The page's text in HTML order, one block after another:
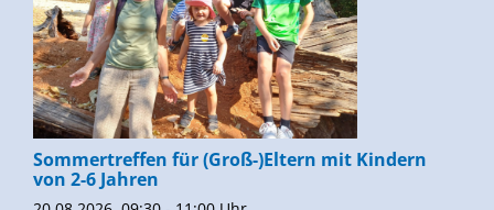
Sommertreffen für (Groß-)Eltern mit Kindern
von 2-6 Jahren